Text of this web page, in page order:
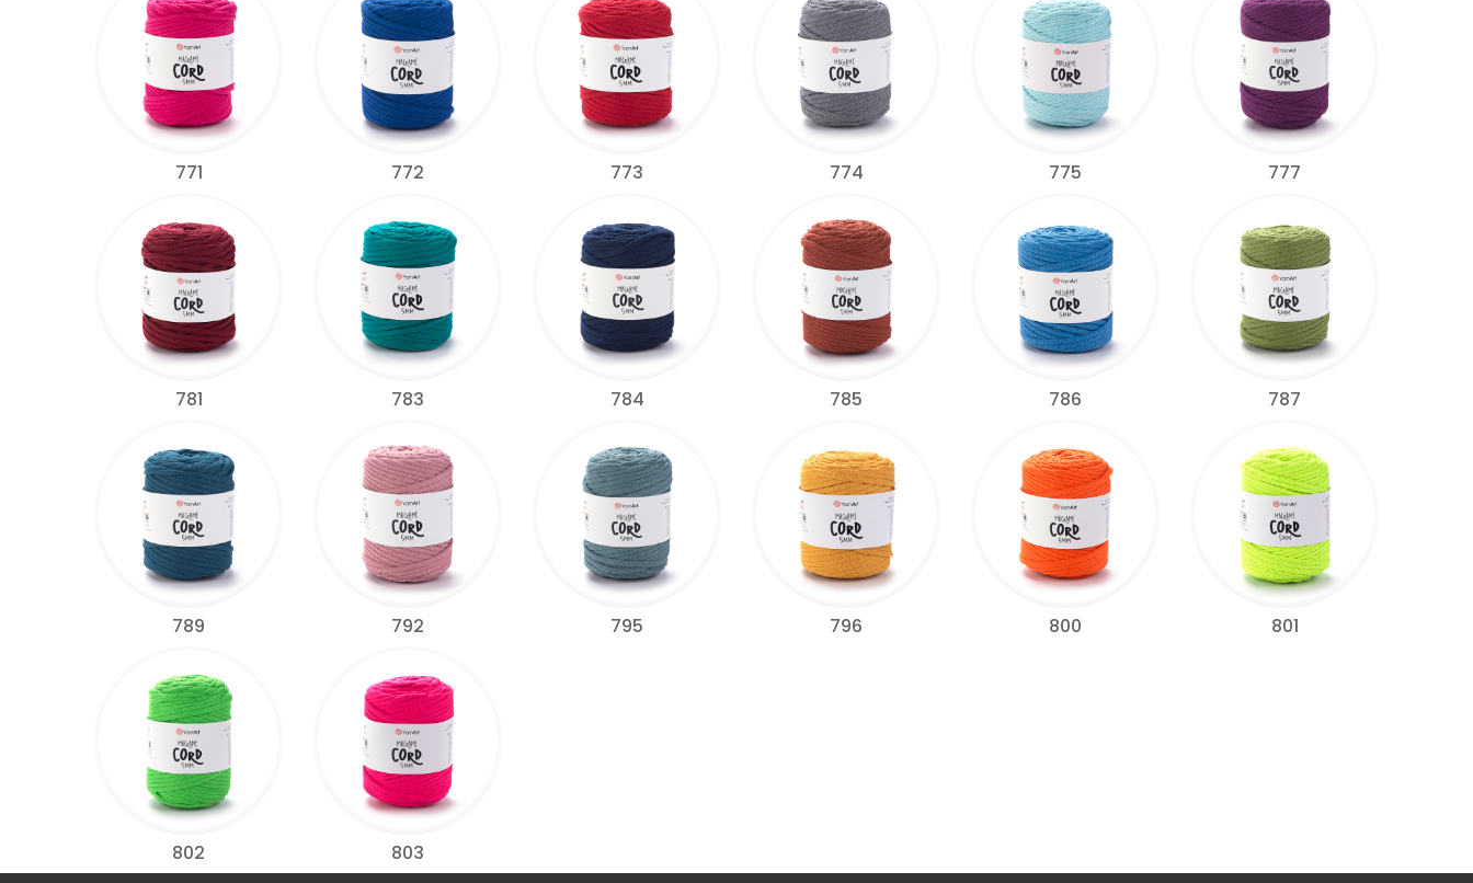
771 772 773 774 775 777
781 783 784 785 786 787
789 792 795 796 800 801
802 803